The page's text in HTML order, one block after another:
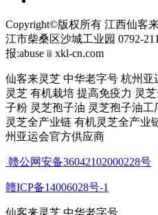
Copyright©版权所有 江西仙客
江市柴桑区沙城工业园 0792-
报:abuse﹫xkl-cn.com
仙客来灵芝 中华老字号 杭州
灵芝 有机栽培 提高免疫力 灵
子粉 灵芝孢子油 灵芝孢子油
灵芝全产业链 有机灵芝全产业
州亚运会官方供应商
赣公网安备36042102000228号
赣ICP备14006028号-1
仙客来灵芝 中华老字号